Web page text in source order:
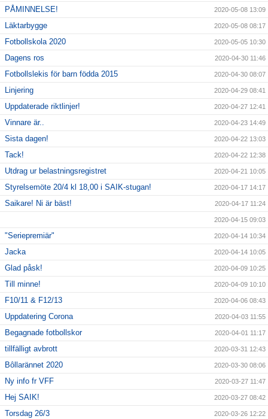
PÅMINNELSE! 2020-05-08 13:09
Läktarbygge 2020-05-08 08:17
Fotbollskola 2020 2020-05-05 10:30
Dagens ros 2020-04-30 11:46
Fotbollslekis för barn födda 2015 2020-04-30 08:07
Linjering 2020-04-29 08:41
Uppdaterade riktlinjer! 2020-04-27 12:41
Vinnare är.. 2020-04-23 14:49
Sista dagen! 2020-04-22 13:03
Tack! 2020-04-22 12:38
Utdrag ur belastningsregistret 2020-04-21 10:05
Styrelsemöte 20/4 kl 18,00 i SAIK-stugan! 2020-04-17 14:17
Saikare! Ni är bäst! 2020-04-17 11:24
2020-04-15 09:03
"Seriepremiär" 2020-04-14 10:34
Jacka 2020-04-14 10:05
Glad påsk! 2020-04-09 10:25
Till minne! 2020-04-09 10:10
F10/11 & F12/13 2020-04-06 08:43
Uppdatering Corona 2020-04-03 11:55
Begagnade fotbollskor 2020-04-01 11:17
tillfälligt avbrott 2020-03-31 12:43
Bôllarännet 2020 2020-03-30 08:06
Ny info fr VFF 2020-03-27 11:47
Hej SAIK! 2020-03-27 08:42
Torsdag 26/3 2020-03-26 12:22